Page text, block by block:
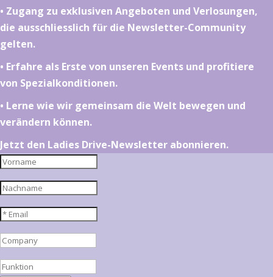
•⁠ ⁠⁠Zugang zu exklusiven Angeboten und Verlosungen,
die ausschliesslich für die Newsletter-Community
gelten.
•⁠ ⁠⁠Erfahre als Erste von unseren Events und profitiere
von Spezialkonditionen.
•⁠ ⁠⁠Lerne wie wir gemeinsam die Welt bewegen und
verändern können.
Jetzt den Ladies Drive-Newsletter abonnieren.